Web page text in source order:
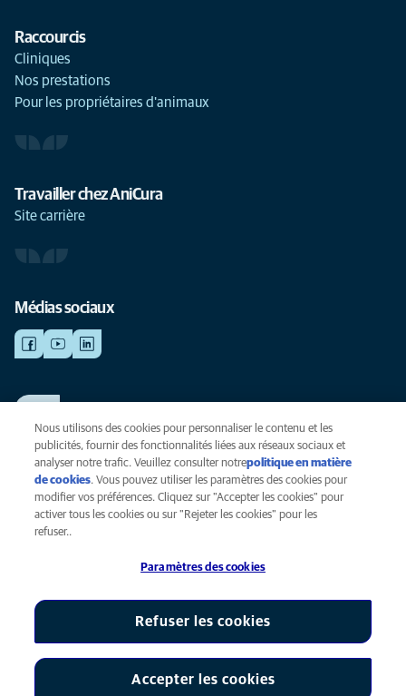
Raccourcis
Cliniques
Nos prestations
Pour les propriétaires d'animaux
Travailler chez AniCura
Site carrière
Médias sociaux
Voir nos offres d'emploi
Vie privée
Légal
Cookies
AniCura est une filiale de Mars, Inc © 2026
Paramètres des cookies
Nous utilisons des cookies pour personnaliser le contenu et les
publicités, fournir des fonctionnalités liées aux réseaux sociaux et
analyser notre trafic. Veuillez consulter notrepolitique en matière
de cookies(opens in a new tab)
. Vous pouvez utiliser les paramètres des cookies pour
modifier vos préférences. Cliquez sur "Accepter les cookies" pour
activer tous les cookies ou sur "Rejeter les cookies" pour les
refuser..
Paramètres des cookies
Refuser les cookies
Accepter les cookies